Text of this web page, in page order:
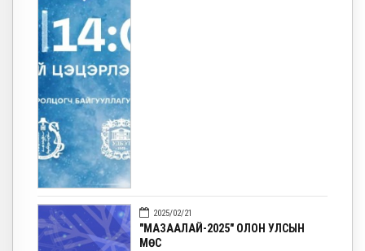
2025/02/21
"МАЗААЛАЙ-2025" ОЛОН УЛСЫН
МӨС